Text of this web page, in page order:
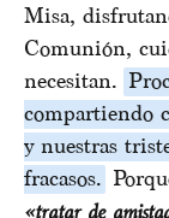
Misa,
Comunión,
necesitan.
compartiendo
y nuestras
fracasos.
«tratar de